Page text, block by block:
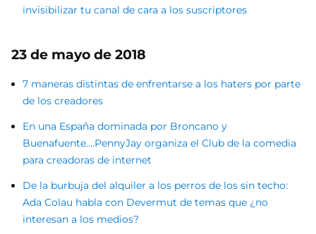
invisibilizar tu canal de cara a los suscriptores
23 de mayo de 2018
7 maneras distintas de enfrentarse a los haters por parte
de los creadores
En una España dominada por Broncano y
Buenafuente....PennyJay organiza el Club de la comedia
para creadoras de internet
De la burbuja del alquiler a los perros de los sin techo:
Ada Colau habla con Devermut de temas que ¿no
interesan a los medios?